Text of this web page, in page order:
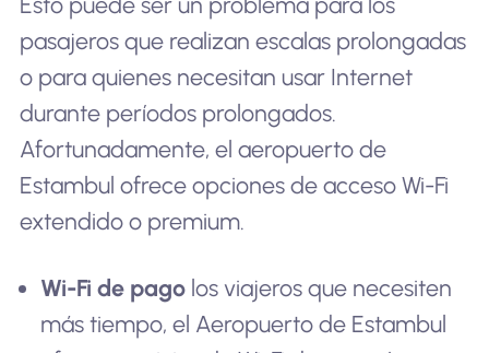
pasajeros que realizan escalas prolongadas
o para quienes necesitan usar Internet
durante períodos prolongados.
Afortunadamente, el aeropuerto de
Estambul ofrece opciones de acceso Wi-Fi
extendido o premium.
Wi-Fi de pago los viajeros que necesiten
más tiempo, el Aeropuerto de Estambul